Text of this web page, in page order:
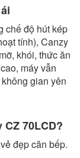
chế độ hút kép
tính), Canzy
khói, thức ăn
máy vẫn
gian yên
70LCD?
đẹp căn bếp.